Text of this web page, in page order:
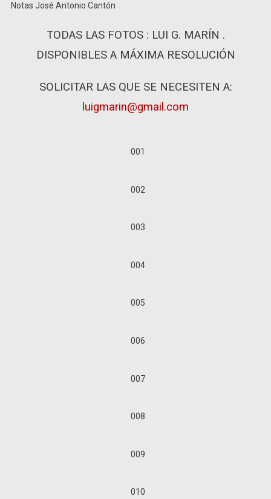
Notas José Antonio Cantón
TODAS LAS FOTOS : LUI G. MARÍN .
DISPONIBLES A MÁXIMA RESOLUCIÓN
SOLICITAR LAS QUE SE NECESITEN A:
luigmarin@gmail.com
001
002
003
004
005
006
007
008
009
010